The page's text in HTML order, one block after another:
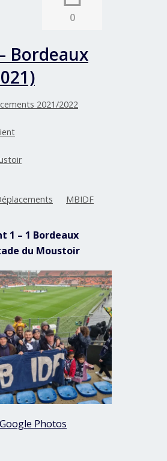
0
Bordeaux
2021/2022
MBIDF
1 – 1 Bordeaux
du Moustoir
Google Photos